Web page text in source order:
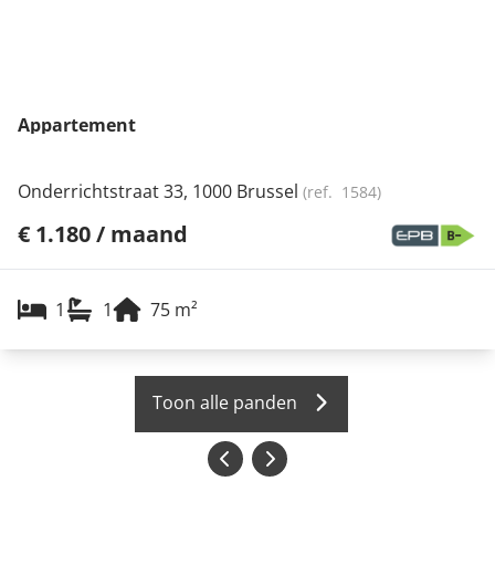
Appartement
Onderrichtstraat 33, 1000 Brussel (ref. 1584)
€ 1.180 / maand
1 1 75 m²
Toon alle panden